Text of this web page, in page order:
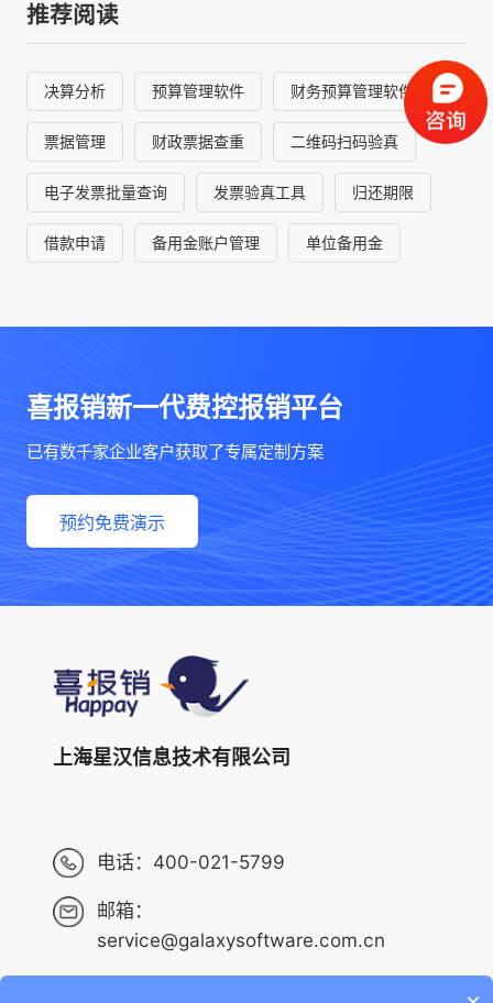
推荐阅读
决算分析 预算管理软件 财务预算管理软件
票据管理 财政票据查重 二维码扫码验真
电子发票批量查询 发票验真工具 归还期限
借款申请 备用金账户管理 单位备用金
喜报销新一代费控报销平台
已有数千家企业客户获取了专属定制方案
预约免费演示
上海星汉信息技术有限公司
电话： 400-021-5799
邮箱：
service@galaxysoftware.com.cn